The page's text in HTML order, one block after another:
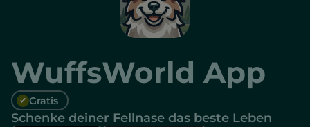
WuffsWorld App
Gratis
Schenke deiner Fellnase das beste Leben